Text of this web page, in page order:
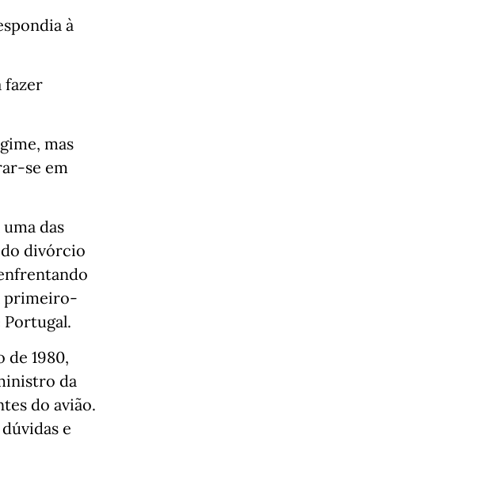
à
fazer
mas
se em
das
do divórcio
primeiro-
de 1980,
da
do avião.
e